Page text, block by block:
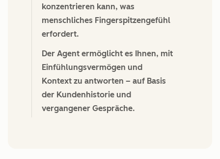
konzentrieren kann, was
menschliches Fingerspitzengefühl
erfordert.
Der Agent ermöglicht es Ihnen, mit
Einfühlungsvermögen und
Kontext zu antworten – auf Basis
der Kundenhistorie und
vergangener Gespräche.